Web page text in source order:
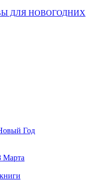
ДЛЯ НОВОГОДНИХ
Год
Марта